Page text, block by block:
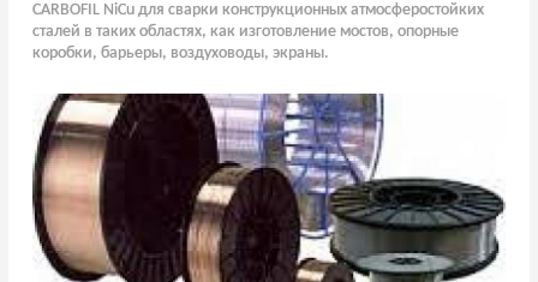
CARBOFIL NiCu для сварки конструкционных атмосферостойких
сталей в таких областях, как изготовление мостов, опорные
коробки, барьеры, воздуховоды, экраны.